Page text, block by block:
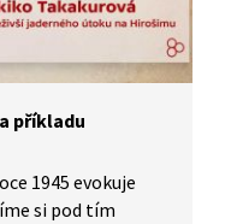
příkladu
1945 evokuje
si pod tím